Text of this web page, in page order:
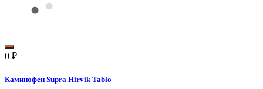
0 ₽
Каминофен Supra Hirvik Tablo